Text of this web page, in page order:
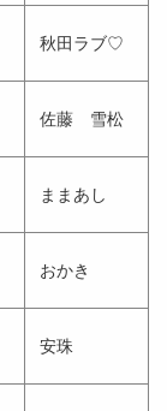
秋田ラブ♡
佐藤 雪松
ままあし
おかき
安珠